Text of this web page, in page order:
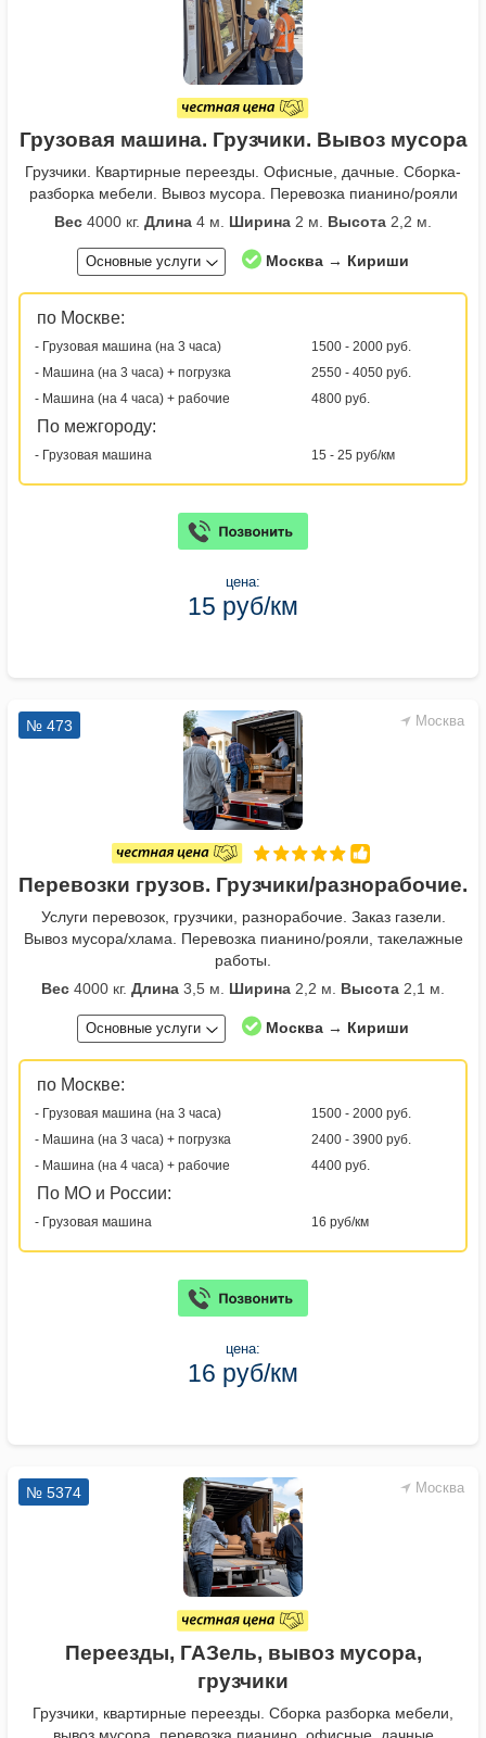
Грузовая машина. Грузчики. Вывоз мусора
Грузчики. Квартирные переезды. Офисные, дачные. Сборка-
разборка мебели. Вывоз мусора. Перевозка пианино/рояли
Вес 4000 кг. Длина 4 м. Ширина 2 м. Высота 2,2 м.
Основные услуги Москва → Кириши
по Москве:
- Грузовая машина (на 3 часа)
1500 - 2000 руб.
- Машина (на 3 часа) + погрузка
2550 - 4050 руб.
- Машина (на 4 часа) + рабочие
4800 руб.
По межгороду:
- Грузовая машина 15 - 25 руб/км
цена:
15 руб/км
Москва
№ 473
Перевозки грузов. Грузчики/разнорабочие.
Услуги перевозок, грузчики, разнорабочие. Заказ газели.
Вывоз мусора/хлама. Перевозка пианино/рояли, такелажные
работы.
Вес 4000 кг. Длина 3,5 м. Ширина 2,2 м. Высота 2,1 м.
Основные услуги Москва → Кириши
по Москве:
- Грузовая машина (на 3 часа)
1500 - 2000 руб.
- Машина (на 3 часа) + погрузка
2400 - 3900 руб.
- Машина (на 4 часа) + рабочие
4400 руб.
По МО и России:
- Грузовая машина 16 руб/км
цена:
16 руб/км
Москва
№ 5374
Переезды, ГАЗель, вывоз мусора,
грузчики
Грузчики, квартирные переезды. Сборка разборка мебели,
вывоз мусора, перевозка пианино, офисные, дачные